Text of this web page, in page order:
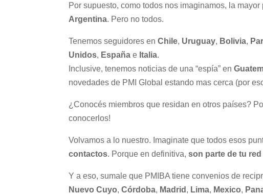
Por supuesto, como todos nos imaginamos, la
Argentina. Pero no todos.
Tenemos seguidores enChile, Uruguay, Bolivia,
Unidos, España e Italia.
Inclusive, tenemos noticias de una “espía” en
novedades de PMI Global estando mas cerca (por
¿Conocés miembros que residan en otros países?
conocerlos!
Volvamos a lo nuestro. Imaginate que todos esos
contactos. Porque en definitiva,son parte de tu
Y a eso, sumale que PMIBA tiene convenios de
Nuevo Cuyo,Córdoba, Madrid , Lima, Mexico,